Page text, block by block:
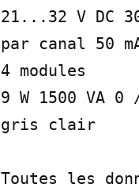
21...32 V DC
par canal 50
4 modules
9 W 1500 VA 0
gris clair
Toutes les